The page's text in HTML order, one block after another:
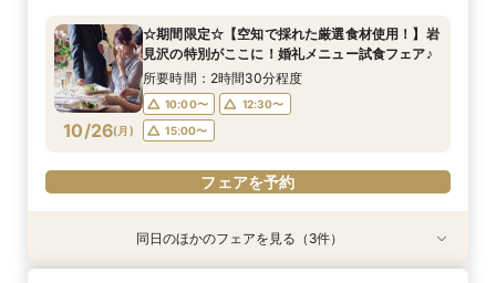
10/25(日)
所要時間：2時間30分程度
15:00〜
フェアを予約
10/25(日)
10:00〜
12:30〜
15:00〜
フェアを予約
10/25(日)
10:00〜
12:30〜
15:00〜
フェアを予約
10/26(月)
☆期間限定☆【空知で採れた厳選食材使用！】岩
見沢の特別がここに！婚礼メニュー試食フェア♪
所要時間：2時間30分程度
10:00〜
12:30〜
15:00〜
フェアを予約
特典あり
衣装試着 特典あり
衣装試着 特典あり
同日のほかのフェアを見る（3件）